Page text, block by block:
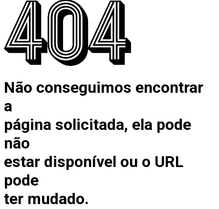
Não conseguimos encontrar
a
página solicitada, ela pode
não
estar disponível ou o URL
pode
ter mudado.